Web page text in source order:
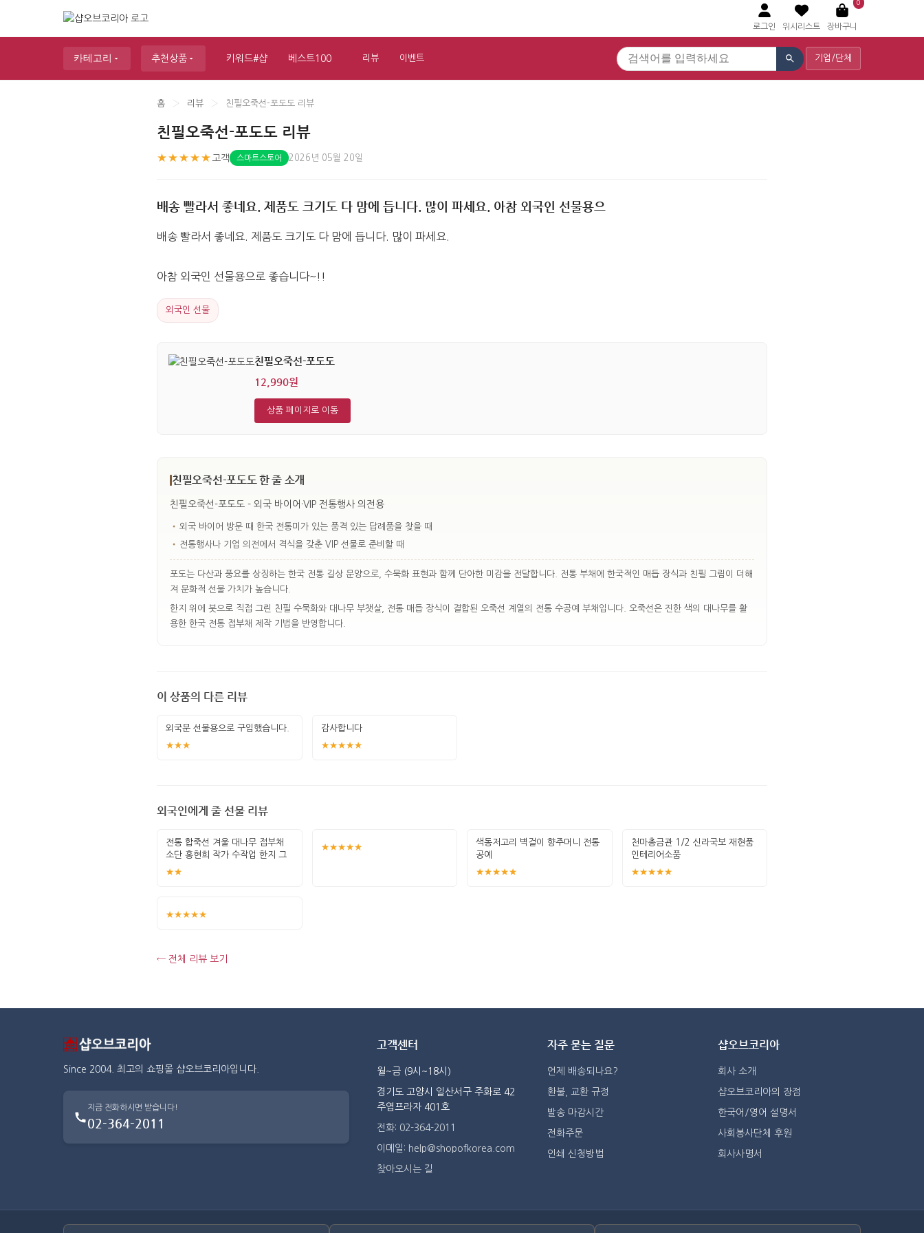
로그인 위시리스트
0
장바구니
카테고리 추천상품 키워드#샵 베스트100 리뷰 이벤트 기업/단체
홈 › 리뷰 › 친필오죽선-포도도 리뷰
친필오죽선-포도도 리뷰
★★★★★ 고객 스마트스토어 2026년 05월 20일
배송 빨라서 좋네요. 제품도 크기도 다 맘에 듭니다. 많이 파세요. 아참 외국인 선물용으
배송 빨라서 좋네요. 제품도 크기도 다 맘에 듭니다. 많이 파세요.
아참 외국인 선물용으로 좋습니다~!!
외국인 선물
친필오죽선-포도도
12,990원
상품 페이지로 이동
친필오죽선-포도도 한 줄 소개
친필오죽선-포도도 - 외국 바이어·VIP 전통행사 의전용
• 외국 바이어 방문 때 한국 전통미가 있는 품격 있는 답례품을 찾을 때
• 전통행사나 기업 의전에서 격식을 갖춘 VIP 선물로 준비할 때
포도는 다산과 풍요를 상징하는 한국 전통 길상 문양으로, 수묵화 표현과 함께 단아한 미감을 전달합니다. 전통 부채에 한국적인 매듭 장식과 친필 그림이 더해
져 문화적 선물 가치가 높습니다.
한지 위에 붓으로 직접 그린 친필 수묵화와 대나무 부챗살, 전통 매듭 장식이 결합된 오죽선 계열의 전통 수공예 부채입니다. 오죽선은 진한 색의 대나무를 활
용한 한국 전통 접부채 제작 기법을 반영합니다.
이 상품의 다른 리뷰
외국분 선물용으로 구입했습니다.
★★★
감사합니다
★★★★★
외국인에게 줄 선물 리뷰
전통 합죽선 겨울 대나무 접부채
소단 홍현희 작가 수작업 한지 그
림 고급
★★
★★★★★
색동저고리 벽걸이 향주머니 전통
공예
★★★★★
천마총금관 1/2 신라국보 재현품
인테리어소품
★★★★★
★★★★★
← 전체 리뷰 보기
Since 2004. 최고의 쇼핑몰 샵오브코리아입니다.
지금 전화하시면 받습니다!
02-364-2011
고객센터
월~금 (9시~18시)
경기도 고양시 일산서구 주화로 42
주엽프라자 401호
전화: 02-364-2011
이메일: help@shopofkorea.com
찾아오시는 길
자주 묻는 질문
언제 배송되나요?
환불, 교환 규정
발송 마감시간
전화주문
인쇄 신청방법
샵오브코리아
회사 소개
샵오브코리아의 장점
한국어/영어 설명서
사회봉사단체 후원
회사사명서